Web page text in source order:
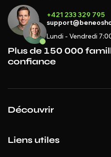
+421 233 329 795
Lundi - Vendredi
Plus de 150 000
confiance
Découvrir
Liens utiles